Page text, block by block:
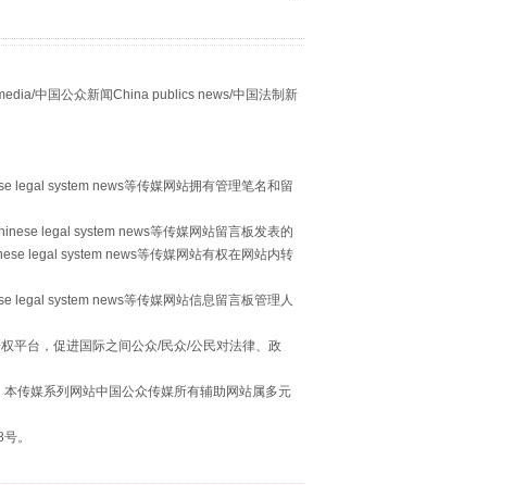
别拿“量子”当幌子
习近平的“航天情”
中国公众新闻China publics news/中国法制新
legal system news等传媒网站拥有管理笔名和留
legal system news等传媒网站留言板发表的
legal system news等传媒网站有权在网站内转
legal system news等传媒网站信息留言板管理人
平台，促进国际之间公众/民众/公民对法律、政
传媒系列网站中国公众传媒所有辅助网站属多元
。